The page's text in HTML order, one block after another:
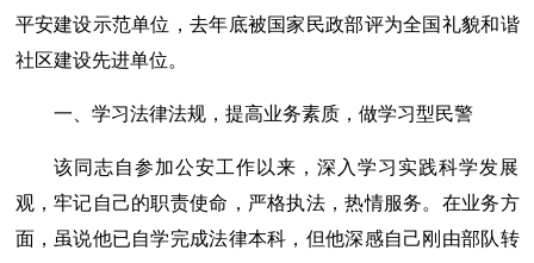
平安建设示范单位，去年底被国家民政部评为全国礼貌和谐
社区建设先进单位。
一、学习法律法规，提高业务素质，做学习型民警
该同志自参加公安工作以来，深入学习实践科学发展
观，牢记自己的职责使命，严格执法，热情服务。在业务方
面，虽说他已自学完成法律本科，但他深感自己刚由部队转